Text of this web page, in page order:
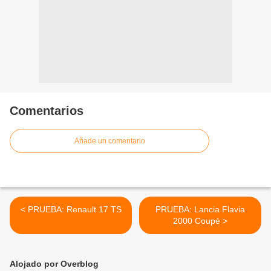
Comentarios
Añade un comentario
< PRUEBA: Renault 17 TS
PRUEBA: Lancia Flavia
2000 Coupé >
Alojado por Overblog